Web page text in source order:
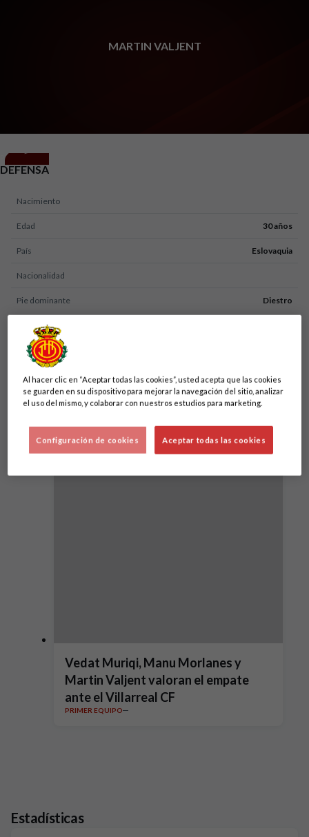
MARTIN VALJENT
24
POSICIÓN
DEFENSA
Nacimiento
Edad 30 años
País Eslovaquia
Nacionalidad
Pie dominante Diestro
Destacados
Vedat Muriqi, Manu Morlanes y
Martin Valjent valoran el empate
ante el Villarreal CF
PRIMER EQUIPO
Estadísticas
Al hacer clic en “Aceptar todas las cookies”, usted acepta que las cookies
se guarden en su dispositivo para mejorar la navegación del sitio, analizar
el uso del mismo, y colaborar con nuestros estudios para marketing.
Aceptar todas las cookies
Configuración de cookies